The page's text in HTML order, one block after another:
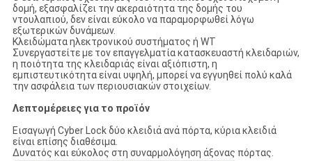
δομή, εξασφαλίζει την ακεραιότητα της δομής του
ντουλαπιού, δεν είναι εύκολο να παραμορφωθεί λόγω
εξωτερικών δυνάμεων.
Κλειδώματα ηλεκτρονικού συστήματος ή WT
Συνεργαστείτε με τον επαγγελματία κατασκευαστή κλειδαριών,
η ποιότητα της κλειδαριάς είναι αξιόπιστη, η
εμπιστευτικότητα είναι υψηλή, μπορεί να εγγυηθεί πολύ καλά
την ασφάλεια των περιουσιακών στοιχείων.
Λεπτομέρειες για το προϊόν
Εισαγωγή Cyber Lock δύο κλειδιά ανά πόρτα, κύρια κλειδιά
είναι επίσης διαθέσιμα.
Δυνατός και εύκολος στη συναρμολόγηση άξονας πόρτας.